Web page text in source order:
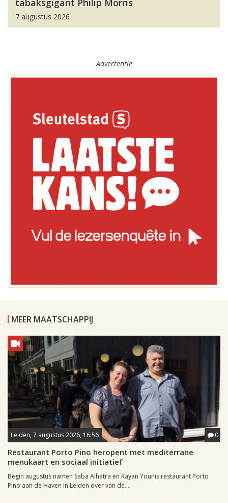
tabaksgigant Philip Morris
7 augustus 2026
Advertentie
MEER MAATSCHAPPIJ
Leiden, 7 augustus 2026, 16:56 0
Restaurant Porto Pino heropent met mediterrane
menukaart en sociaal initiatief
Begin augustus namen Saba Alhatra en Rayan Younis restaurant Porto
Pino aan de Haven in Leiden over van de...